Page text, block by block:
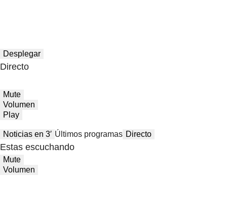
Desplegar
Directo
Mute
Volumen
Play
Noticias en 3′ Últimos programas Directo
Estas escuchando
Mute
Volumen